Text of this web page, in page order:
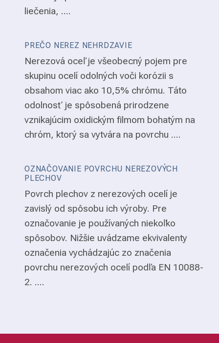
liečenia, ....
PREČO NEREZ NEHRDZAVIE
Nerezová oceľ je všeobecný pojem pre
skupinu ocelí odolných voči korózii s
obsahom viac ako 10,5% chrómu. Táto
odolnosť je spôsobená prirodzene
vznikajúcim oxidickým filmom bohatým na
chróm, ktorý sa vytvára na povrchu ....
OZNAČOVANIE POVRCHU NEREZOVÝCH
PLECHOV
Povrch plechov z nerezových ocelí je
zavislý od spôsobu ich výroby. Pre
označovanie je používaných niekoľko
spôsobov. Nižšie uvádzame ekvivalenty
označenia vychádzajúc zo značenia
povrchu nerezových ocelí podľa EN 10088-
2. ....